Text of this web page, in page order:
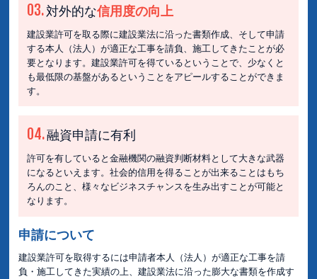
03. 対外的な信用度の向上
建設業許可を取る際に建設業法に沿った書類作成、そして申請
する本人（法人）が適正な工事を請負、施工してきたことが必
要となります。建設業許可を得ているということで、少なくと
も最低限の基盤があるということをアピールすることができま
す。
04.融資申請に有利
許可を有していると金融機関の融資判断材料として大きな武器
になるといえます。社会的信用を得ることが出来ることはもち
ろんのこと、様々なビジネスチャンスを生み出すことが可能と
なります。
申請について
建設業許可を取得するには申請者本人（法人）が適正な工事を請
負・施工してきた実績の上、建設業法に沿った膨大な書類を作成す